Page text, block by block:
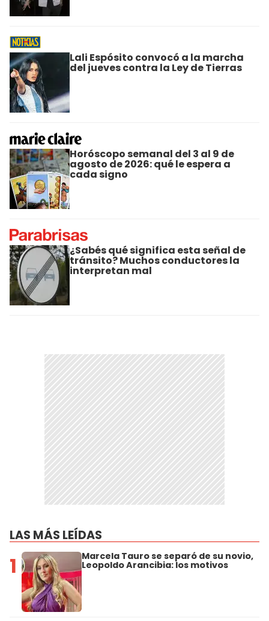
Lali Espósito convocó a la marcha
del jueves contra la Ley de Tierras
Horóscopo semanal del 3 al 9 de
agosto de 2026: qué le espera a
cada signo
¿Sabés qué significa esta señal de
tránsito? Muchos conductores la
interpretan mal
LAS MÁS LEÍDAS
1 Marcela Tauro se separó de su novio,
Leopoldo Arancibia: los motivos